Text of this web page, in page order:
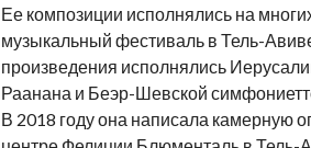
Ее композиции исполнялись на
музыкальный фестиваль в Тель-
произведения исполнялись
Раанана и Беэр-Шевской
В 2018 году она написала камерную